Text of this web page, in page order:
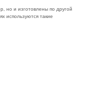
но и изготовлены по другой
используются такие